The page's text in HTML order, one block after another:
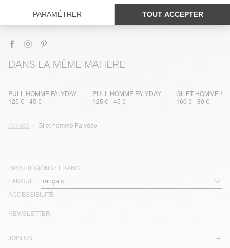
TRAÇABILITÉ
DANS LA MÊME MATIÈRE
PULL HOMME FALYDAY
125 €
45 €
PULL HOMME FALYDAY
125 €
45 €
GILET HOMME
160 €
80 €
Accueil Gilet homme Falyday
PAYS/RÉGIONS : FRANCE
LANGUE :
ACCESSIBILITÉ
JOIN US
NEWSLETTER